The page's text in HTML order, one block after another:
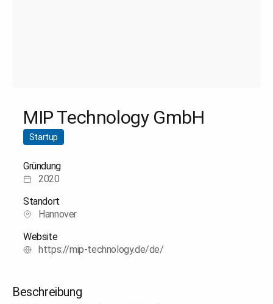
MIP Technology GmbH
Startup
Gründung
2020
Standort
Hannover
Website
https://mip-technology.de/de/
Beschreibung